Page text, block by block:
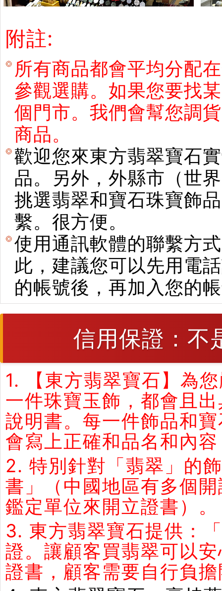
附註:
所有商品都會平均分配
參觀選購。如果您要找
個門市。我們會幫您調
商品。
歡迎您來東方翡翠寶石
品。另外，外縣市（世
挑選翡翠和寶石珠寶飾
繫。很方便。
使用通訊軟體的聯繫方
此，建議您可以先用電
的帳號後，再加入您的
信用保證：不
1. 【東方翡翠寶石】為
一件珠寶玉飾，都會且
說明書。每一件飾品和
會寫上正確和品名和內
2. 特別針對「翡翠」的
書」（中國地區有多個
鑑定單位來開立證書）。
3. 東方翡翠寶石提供：
證。讓顧客買翡翠可以
證書，顧客需要自行負